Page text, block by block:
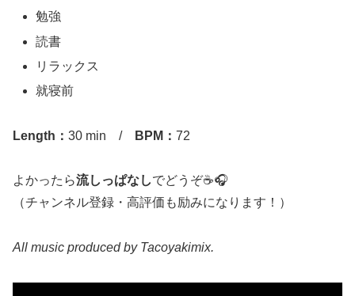
勉強
読書
リラックス
就寝前
Length： 30 min / BPM： 72
よかったら流しっぱなしでどうぞ☕️🎧
（チャンネル登録・高評価も励みになります！）
All music produced by Tacoyakimix.